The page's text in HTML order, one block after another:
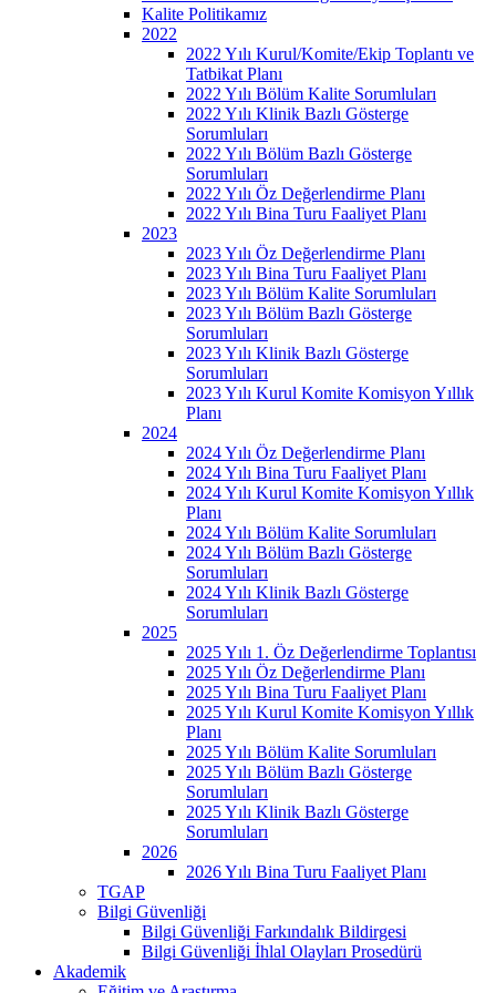
Kalite Politikamız
2022
2022 Yılı Kurul/Komite/Ekip Toplantı ve
Tatbikat Planı
2022 Yılı Bölüm Kalite Sorumluları
2022 Yılı Klinik Bazlı Gösterge
Sorumluları
2022 Yılı Bölüm Bazlı Gösterge
Sorumluları
2022 Yılı Öz Değerlendirme Planı
2022 Yılı Bina Turu Faaliyet Planı
2023
2023 Yılı Öz Değerlendirme Planı
2023 Yılı Bina Turu Faaliyet Planı
2023 Yılı Bölüm Kalite Sorumluları
2023 Yılı Bölüm Bazlı Gösterge
Sorumluları
2023 Yılı Klinik Bazlı Gösterge
Sorumluları
2023 Yılı Kurul Komite Komisyon Yıllık
Planı
2024
2024 Yılı Öz Değerlendirme Planı
2024 Yılı Bina Turu Faaliyet Planı
2024 Yılı Kurul Komite Komisyon Yıllık
Planı
2024 Yılı Bölüm Kalite Sorumluları
2024 Yılı Bölüm Bazlı Gösterge
Sorumluları
2024 Yılı Klinik Bazlı Gösterge
Sorumluları
2025
2025 Yılı 1. Öz Değerlendirme Toplantısı
2025 Yılı Öz Değerlendirme Planı
2025 Yılı Bina Turu Faaliyet Planı
2025 Yılı Kurul Komite Komisyon Yıllık
Planı
2025 Yılı Bölüm Kalite Sorumluları
2025 Yılı Bölüm Bazlı Gösterge
Sorumluları
2025 Yılı Klinik Bazlı Gösterge
Sorumluları
2026
2026 Yılı Bina Turu Faaliyet Planı
TGAP
Bilgi Güvenliği
Bilgi Güvenliği Farkındalık Bildirgesi
Bilgi Güvenliği İhlal Olayları Prosedürü
Akademik